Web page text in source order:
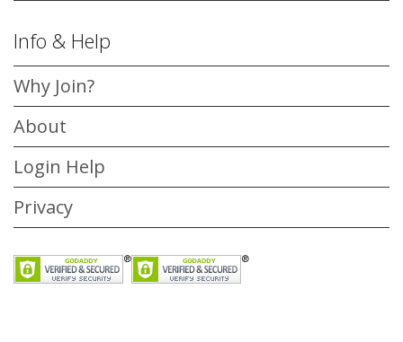
Info & Help
Why Join?
About
Login Help
Privacy